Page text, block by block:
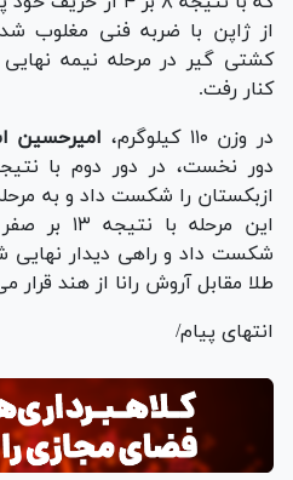
از ژاپن با ضربه فنی مغلوب
کشتی گیر در مرحله نیمه
کنار رفت.
در وزن ۱۱۰ کیلوگرم،
امیرحسین
ازبکستان را شکست داد و به
این مرحله
شکست داد و راهی دیدار
طلا مقابل آروش رانا از هند قرار
انتهای پیام/